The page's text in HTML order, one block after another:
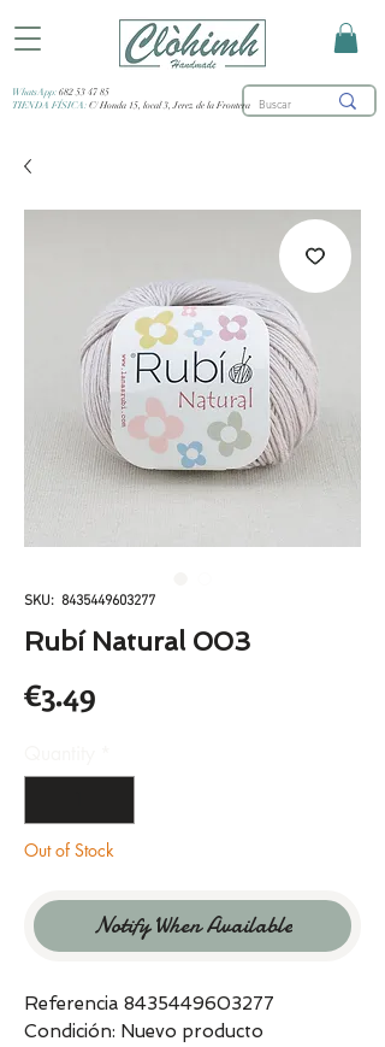
WhatsApp: 682 53 47 85
TIENDA FÍSICA: C/ Honda 15, local 3, Jerez de la Frontera
SKU: 8435449603277
Rubí Natural 003
€3.49Price
Out of Stock
Notify When Available
Referencia 8435449603277
Condición: Nuevo producto